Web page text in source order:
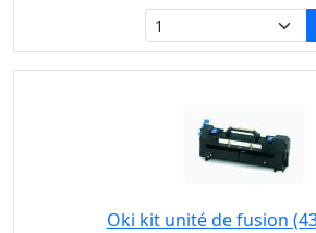
Oki kit unité de fusion